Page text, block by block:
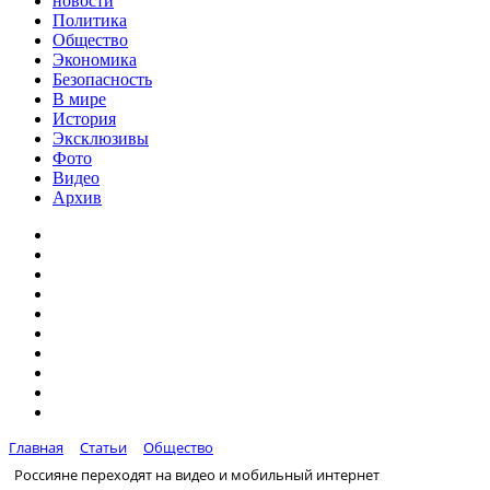
Политика
Общество
Экономика
Безопасность
В мире
История
Эксклюзивы
Фото
Видео
Архив
Главная Статьи
Общество
Россияне переходят на видео и мобильный интернет